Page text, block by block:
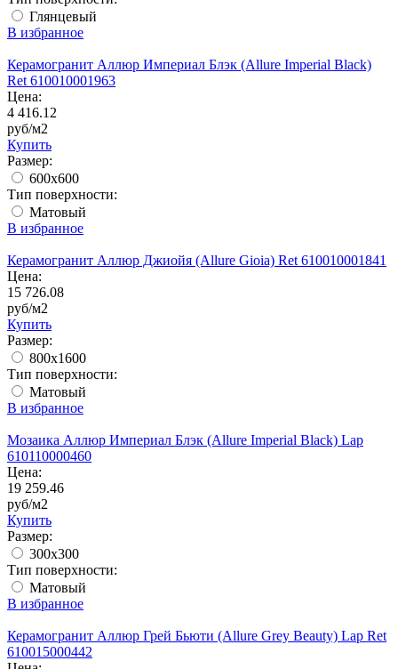
Глянцевый
В избранное
Керамогранит Аллюр Империал Блэк (Allure Imperial Black)
Ret 610010001963
Цена:
4 416.12
руб/м2
Купить
Размер:
600x600
Тип поверхности:
Матовый
В избранное
Керамогранит Аллюр Джиойя (Allure Gioia) Ret 610010001841
Цена:
15 726.08
руб/м2
Купить
Размер:
800x1600
Тип поверхности:
Матовый
В избранное
Мозаика Аллюр Империал Блэк (Allure Imperial Black) Lap
610110000460
Цена:
19 259.46
руб/м2
Купить
Размер:
300x300
Тип поверхности:
Матовый
В избранное
Керамогранит Аллюр Грей Бьюти (Allure Grey Beauty) Lap Ret
610015000442